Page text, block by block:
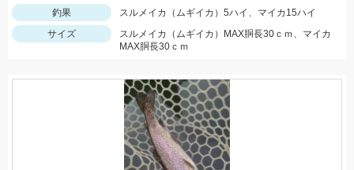
釣果
スルメイカ（ムギイカ）5ハイ、マイカ15ハイ
サイズ
スルメイカ（ムギイカ）MAX胴長30ｃｍ、マイカ
MAX胴長30ｃｍ